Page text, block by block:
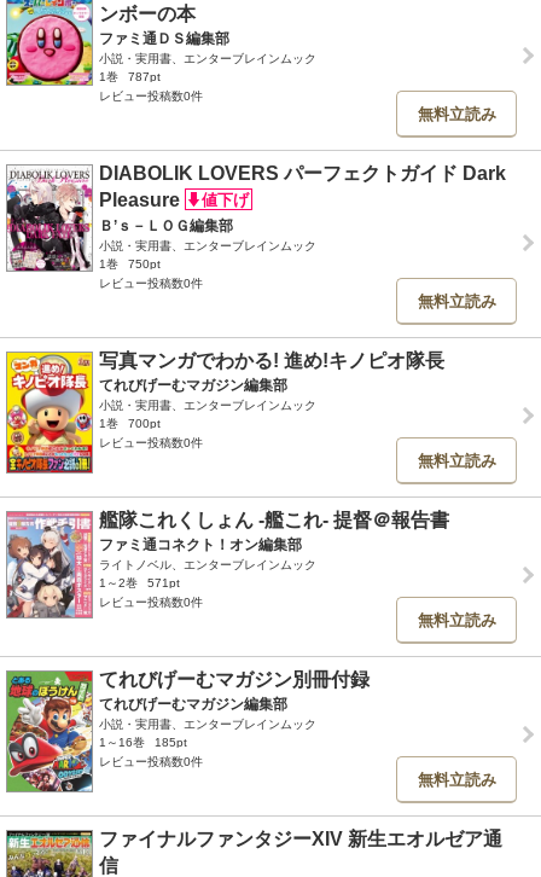
ンボーの本
ファミ通ＤＳ編集部
小説・実用書、エンターブレインムック
1巻
787pt
レビュー投稿数0件
無料立読み
DIABOLIK LOVERS パーフェクトガイド Dark
Pleasure
Ｂ’ｓ－ＬＯＧ編集部
小説・実用書、エンターブレインムック
1巻
750pt
レビュー投稿数0件
無料立読み
写真マンガでわかる! 進め!キノピオ隊長
てれびげーむマガジン編集部
小説・実用書、エンターブレインムック
1巻
700pt
レビュー投稿数0件
無料立読み
艦隊これくしょん -艦これ- 提督＠報告書
ファミ通コネクト！オン編集部
ライトノベル、エンターブレインムック
1～2巻
571pt
レビュー投稿数0件
無料立読み
てれびげーむマガジン別冊付録
てれびげーむマガジン編集部
小説・実用書、エンターブレインムック
1～16巻
185pt
レビュー投稿数0件
無料立読み
ファイナルファンタジーXIV 新生エオルゼア通
信